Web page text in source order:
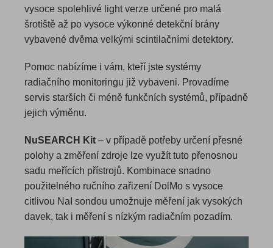
vysoce spolehlivé light verze určené pro malá
šrotiště až po vysoce výkonné detekční brány
vybavené dvěma velkými scintilačními detektory.
Pomoc nabízíme i vám, kteří jste systémy
radiačního monitoringu již vybaveni. Provadíme
servis starších či méně funkčních systémů, případně
jejich výměnu.
NuSEARCH Kit – v případě potřeby určení přesné
polohy a změření zdroje lze využít tuto přenosnou
sadu meřících přístrojů. Kombinace snadno
použitelného ručního zařizení DolMo s vysoce
citlivou NaI sondou umožnuje měření jak vysokých
davek, tak i měření s nízkým radiačním pozadím.